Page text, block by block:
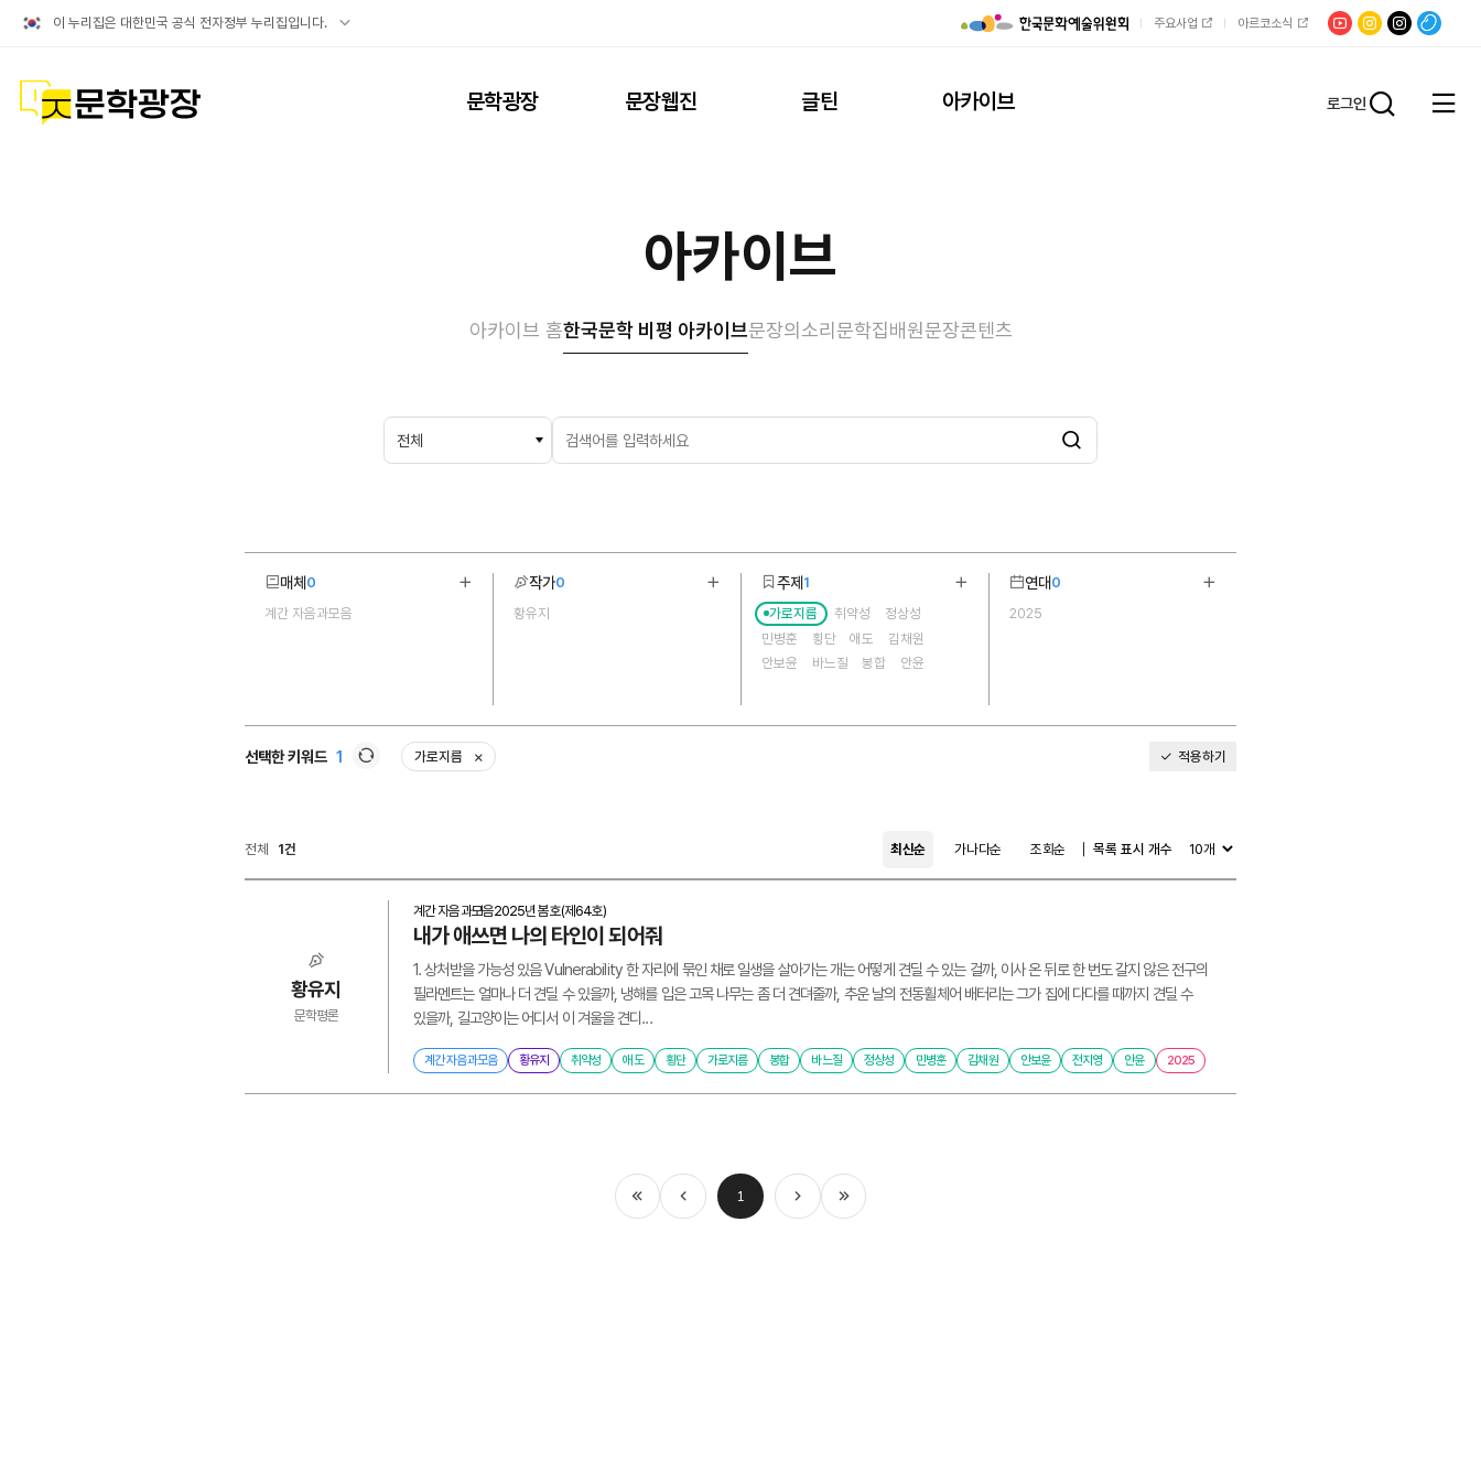
이 누리집은 대한민국 공식 전자정부 누리집입니다.
공식
주요사업 아르코소식 유튜브문학광장채널문장
팟빵
문학광장 문학광장 문장웹진 글틴 아카이브 로그인
전체
아카이브
아카이브 홈한국문학 비평 아카이브문장의소리 문학집배원문장콘텐츠
매체0
계간 자음과모음
작가0
황유지
주제1
가로지름
취약성
정상성
민병훈
횡단 애도
김채원
안보윤
바느질 봉합
안윤
연대0
2025
선택한 키워드 1
가로지름
삭제
적용하기
전체 1건 최신순 가나다순 조회순 목록 표시 개수
황유지
문학평론
계간 자음과모음2025년 봄호(제64호)
내가 애쓰면 나의 타인이 되어줘
1. 상처받을 가능성 있음 Vulnerability 한 자리에 묶인 채로 일생을 살아가는 개는 어떻게 견딜 수 있는 걸까, 이사 온 뒤로 한 번도 갈지 않은 전구의
필라멘트는 얼마나 더 견딜 수 있을까, 냉해를 입은 고목 나무는 좀 더 견뎌줄까, 추운 날의 전동휠체어 배터리는 그가 집에 다다를 때까지 견딜 수
있을까, 길고양이는 어디서 이 겨울을 견디...
계간 자음과모음 황유지 취약성 애도 횡단 가로지름 봉합 바느질 정상성 민병훈 김채원 안보윤 전지영 안윤 2025
처음 이전 1 다음 마지막